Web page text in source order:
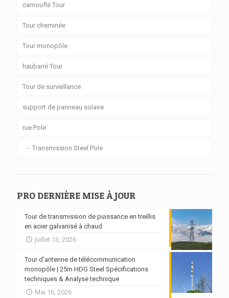
camouflé Tour
Tour cheminée
Tour monopôle
haubané Tour
Tour de surveillance
support de panneau solaire
rue Pole
Transmission Steel Pole
PRO DERNIÈRE MISE À JOUR
Tour de transmission de puissance en treillis
en acier galvanisé à chaud
juillet 13, 2026
Tour d'antenne de télécommunication
monopôle | 25m HDG Steel Spécifications
techniques & Analyse technique
Mai 16, 2026